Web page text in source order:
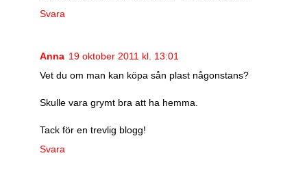
Svara
Anna 19 oktober 2011 kl. 13:01
Vet du om man kan köpa sån plast någonstans?
Skulle vara grymt bra att ha hemma.
Tack för en trevlig blogg!
Svara